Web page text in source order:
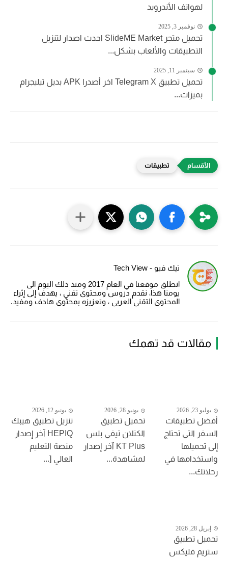
لهواتف الأندرويد
نوفمبر 3, 2025
تحميل متجر SlideME Market احدث اصدار لتنزيل
التطبيقات والألعاب بشكل...
سبتمبر 11, 2025
تحميل تطبيق Telegram X اخر أصدرا APK بديل تيليجرام
بميزات...
تطبيقات
تيك فيو - Tech View
انطلق موقعنا في العام 2017 ومنذ ذلك اليوم الى
يومنا هذا، نقدم دروس ومحتوى تقني ، يهدف إلى إثراء
المحتوى التقني العربي ، وتعزيزه بمحتوى هادف ومفيد.
مقالات قد تهمك
يوليو 23, 2026
أفضل تطبيقات
السفر التي تحتاج
إلى تحميلها
واستخدامها في
رحلاتك...
يونيو 28, 2026
تحميل تطبيق
الكتلان تيفي بلس
KT Plus آخر إصدار
لمشاهدة...
يونيو 12, 2026
تنزيل تطبيق هيبك
HEPIQ آخر إصدار
منصة التعليم
العالي [...
إبريل 28, 2026
تحميل تطبيق
ستريم فليكس